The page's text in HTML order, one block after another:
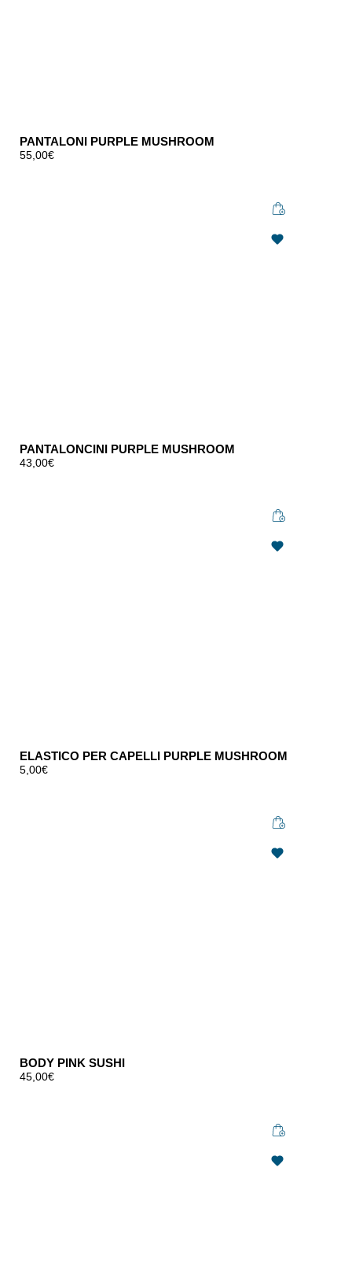
PANTALONI PURPLE MUSHROOM
55,00€
PANTALONCINI PURPLE MUSHROOM
43,00€
ELASTICO PER CAPELLI PURPLE MUSHROOM
5,00€
BODY PINK SUSHI
45,00€